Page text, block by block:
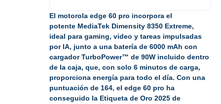
El motorola edge 60 pro incorpora el
potente MediaTek Dimensity 8350 Extreme,
ideal para gaming, video y tareas impulsadas
por IA, junto a una batería de 6000 mAh con
cargador TurboPower™ de 90W incluido dentro
de la caja, que, con solo 6 minutos de carga,
proporciona energía para todo el día. Con una
puntuación de 164, el edge 60 pro ha
conseguido la Etiqueta de Oro 2025 de